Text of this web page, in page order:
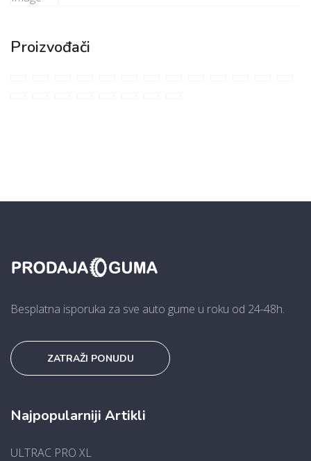
Proizvođači
Besplatna isporuka za sve auto gume u roku od 24-48h.
ZATRAŽI PONUDU
Najpopularniji Artikli
ULTRAC PRO XL